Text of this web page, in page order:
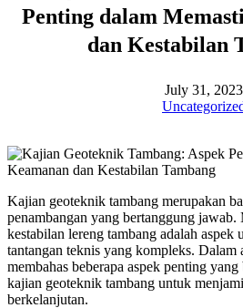
Penting dalam
dan Kestabilan
July 31, 2023
Kajian geoteknik tambang merupakan
penambangan yang bertanggung jawab.
kestabilan lereng tambang adalah aspek
tantangan teknis yang kompleks.
membahas beberapa aspek penting
kajian geoteknik tambang untuk
berkelanjutan.